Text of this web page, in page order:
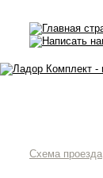
Схема проезда